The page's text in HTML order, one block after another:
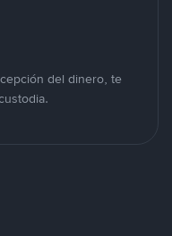
del dinero, te